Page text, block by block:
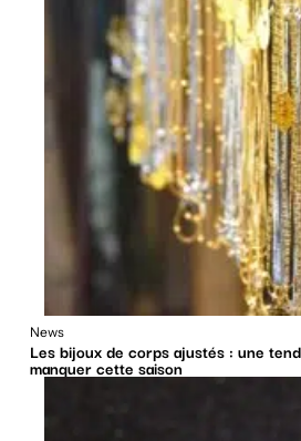
News
Les bijoux de corps ajustés : une
manquer cette saison